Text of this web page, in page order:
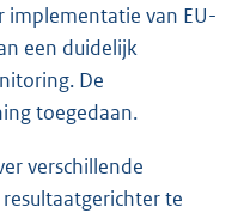
van EU-
een duidelijk
De
toegedaan.
verschillende
te